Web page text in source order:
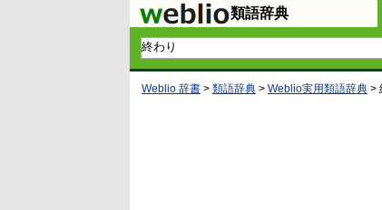
類語辞典
Weblio 辞書 > 類語辞典 > Weblio実用類語辞典 >